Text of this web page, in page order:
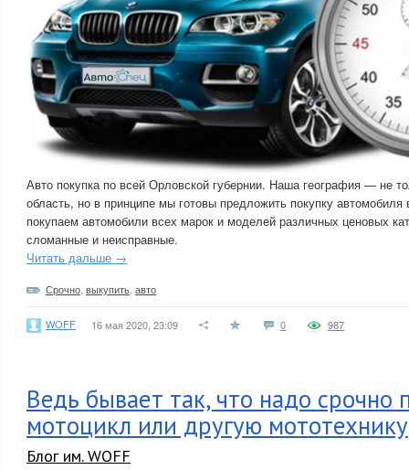
Авто покупка по всей Орловской губернии. Наша география — не
область, но в принципе мы готовы предложить покупку
покупаем автомобили всех марок и моделей различных ценовых
сломанные и неисправные.
Читать дальше →
Срочно выкупить авто
WOFF 16 мая 2020, 23:09 0 987
Ведь бывает так, что надо срочно
мотоцикл или другую мототехнику
Блог им. WOFF